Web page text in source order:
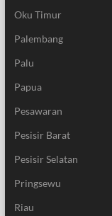
Oku Timur
Palembang
Palu
Papua
Pesawaran
Pesisir Barat
Pesisir Selatan
Pringsewu
Riau